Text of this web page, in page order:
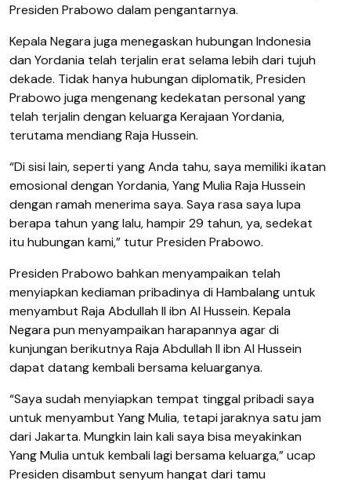
Presiden Prabowo dalam pengantarnya.
Kepala Negara juga menegaskan hubungan Indonesia
dan Yordania telah terjalin erat selama lebih dari tujuh
dekade. Tidak hanya hubungan diplomatik, Presiden
Prabowo juga mengenang kedekatan personal yang
telah terjalin dengan keluarga Kerajaan Yordania,
terutama mendiang Raja Hussein.
“Di sisi lain, seperti yang Anda tahu, saya memiliki ikatan
emosional dengan Yordania, Yang Mulia Raja Hussein
dengan ramah menerima saya. Saya rasa saya lupa
berapa tahun yang lalu, hampir 29 tahun, ya, sedekat
itu hubungan kami,” tutur Presiden Prabowo.
Presiden Prabowo bahkan menyampaikan telah
menyiapkan kediaman pribadinya di Hambalang untuk
menyambut Raja Abdullah II ibn Al Hussein. Kepala
Negara pun menyampaikan harapannya agar di
kunjungan berikutnya Raja Abdullah II ibn Al Hussein
dapat datang kembali bersama keluarganya.
“Saya sudah menyiapkan tempat tinggal pribadi saya
untuk menyambut Yang Mulia, tetapi jaraknya satu jam
dari Jakarta. Mungkin lain kali saya bisa meyakinkan
Yang Mulia untuk kembali lagi bersama keluarga,” ucap
Presiden disambut senyum hangat dari tamu